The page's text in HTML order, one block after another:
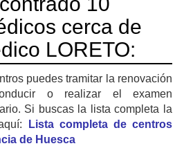
cerca de
LORETO:
puedes tramitar la renovación
o realizar el examen
Si buscas la lista completa la
Lista completa de centros
de Huesca